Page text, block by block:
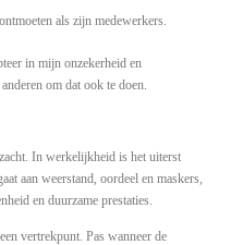
als zijn medewerkers.
in mijn onzekerheid en
om dat ook te doen.
In werkelijkheid is het uiterst
aan weerstand, oordeel en maskers,
en duurzame prestaties.
vertrekpunt. Pas wanneer de